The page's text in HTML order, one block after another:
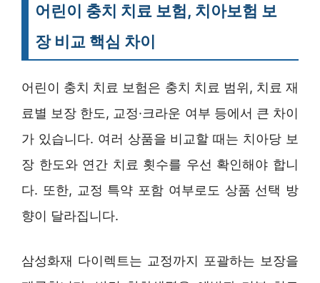
어린이 충치 치료 보험, 치아보험 보
장 비교 핵심 차이
어린이 충치 치료 보험은 충치 치료 범위, 치료 재
료별 보장 한도, 교정·크라운 여부 등에서 큰 차이
가 있습니다. 여러 상품을 비교할 때는 치아당 보
장 한도와 연간 치료 횟수를 우선 확인해야 합니
다. 또한, 교정 특약 포함 여부로도 상품 선택 방
향이 달라집니다.
삼성화재 다이렉트는 교정까지 포괄하는 보장을